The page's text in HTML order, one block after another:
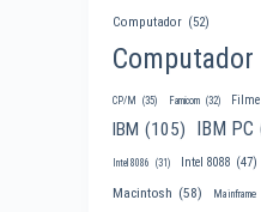
Computador (52)
Computador
CP/M (35) Famicom (32) Filme
IBM (105) IBM PC
Intel 8086 (31) Intel 8088 (47)
Macintosh (58) Mainframe